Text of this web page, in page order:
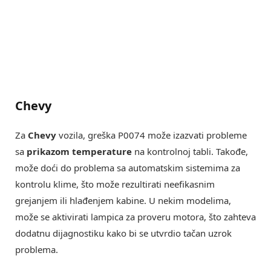
Chevy
Za Chevy vozila, greška P0074 može izazvati probleme
sa prikazom temperature na kontrolnoj tabli. Takođe,
može doći do problema sa automatskim sistemima za
kontrolu klime, što može rezultirati neefikasnim
grejanjem ili hlađenjem kabine. U nekim modelima,
može se aktivirati lampica za proveru motora, što zahteva
dodatnu dijagnostiku kako bi se utvrdio tačan uzrok
problema.